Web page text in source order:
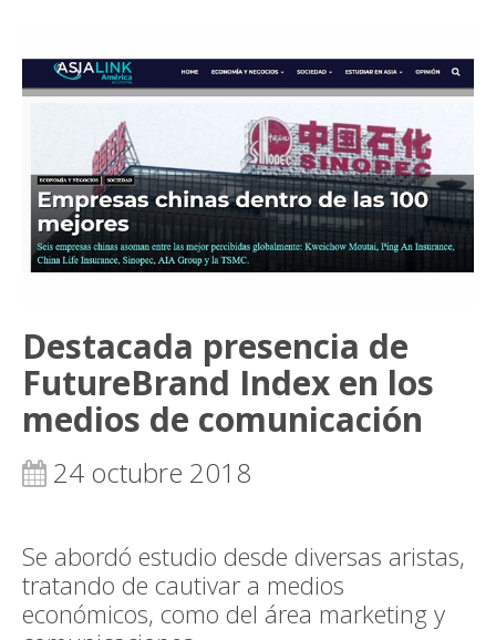
Destacada presencia de
FutureBrand Index en los
medios de comunicación
24 octubre 2018
Se abordó estudio desde diversas aristas,
tratando de cautivar a medios
económicos, como del área marketing y